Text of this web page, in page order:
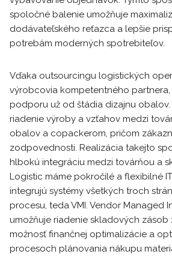
spoločné balenie umožňuje
dodávateľského reťazca a lepšie
potrebám moderných spotrebiteľov.
Vďaka outsourcingu logistických
výrobcovia kompetentného
podporu už od štádia dizajnu obalov.
riadenie výroby a vzťahov medzi
obalov a copackerom, pričom
zodpovednosti. Realizácia takejto
hlbokú integráciu medzi továrňou a
Logistic máme pokročilé a flexibilné
integrujú systémy všetkých troch
procesu, teda VMI. Vendor Managed
umožňuje riadenie skladových zásob
možnosť finančnej optimalizácie a
procesoch plánovania nákupu